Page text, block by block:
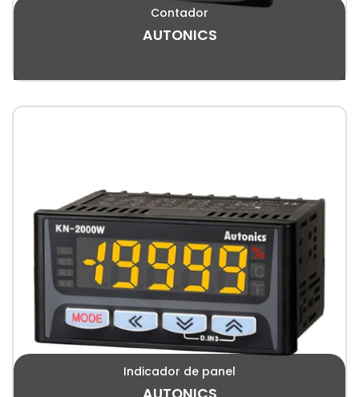
Contador
AUTONICS
Indicador de panel